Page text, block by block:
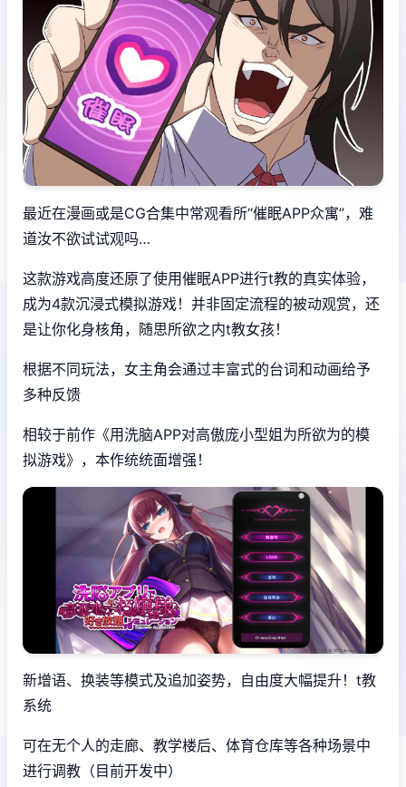
最近在漫画或是CG合集中常观看所“催眠APP众寓”，难
道汝不欲试试观吗…
这款游戏高度还原了使用催眠APP进行t教的真实体验，
成为4款沉浸式模拟游戏！并非固定流程的被动观赏，还
是让你化身核角，随思所欲之内t教女孩！
根据不同玩法，女主角会通过丰富式的台词和动画给予
多种反馈
相较于前作《用洗脑APP对高傲庞小型姐为所欲为的模
拟游戏》，本作统统面增强！
新增语、换装等模式及追加姿势，自由度大幅提升！t教
系统
可在无个人的走廊、教学楼后、体育仓库等各种场景中
进行调教（目前开发中）